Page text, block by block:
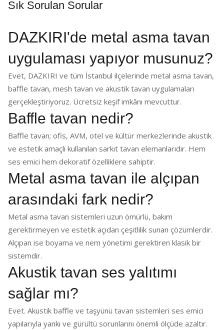
Sık Sorulan Sorular
DAZKIRI'de metal asma tavan
uygulaması yapıyor musunuz?
Evet, DAZKIRI ve tüm İstanbul ilçelerinde metal asma tavan,
baffle tavan, mesh tavan ve akustik tavan uygulamaları
gerçekleştiriyoruz. Ücretsiz keşif imkânı mevcuttur.
Baffle tavan nedir?
Baffle tavan; ofis, AVM, otel ve kültür merkezlerinde akustik
ve estetik amaçlı kullanılan sarkıt tavan elemanlarıdır. Hem
ses emici hem dekoratif özelliklere sahiptir.
Metal asma tavan ile alçıpan
arasındaki fark nedir?
Metal asma tavan sistemleri uzun ömürlü, bakım
gerektirmeyen ve estetik açıdan çeşitlilik sunan çözümlerdir.
Alçıpan ise boyama ve nem yönetimi gerektiren klasik bir
sistemdir.
Akustik tavan ses yalıtımı
sağlar mı?
Evet. Akustik baffle ve taşyünü tavan sistemleri ses emici
yapılarıyla yankı ve gürültü sorunlarını önemli ölçüde azaltır.